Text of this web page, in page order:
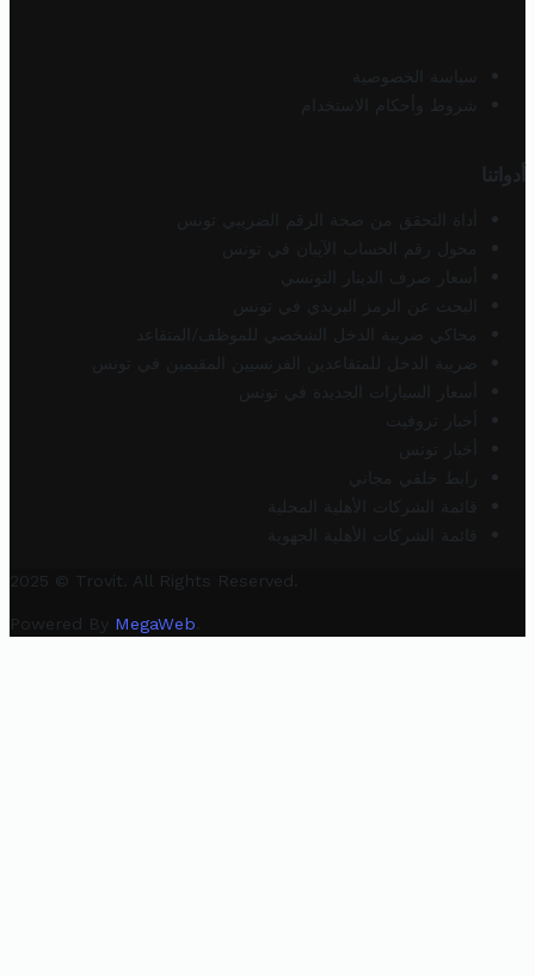
سياسة الخصوصية
شروط وأحكام الاستخدام
أدواتنا
أداة التحقق من صحة الرقم الضريبي تونس
محول رقم الحساب الآيبان في تونس
أسعار صرف الدينار التونسي
البحث عن الرمز البريدي في تونس
محاكي ضريبة الدخل الشخصي للموظف/المتقاعد
ضريبة الدخل للمتقاعدين الفرنسيين المقيمين في تونس
أسعار السيارات الجديدة في تونس
أخبار تروفيت
أخبار تونس
رابط خلفي مجاني
قائمة الشركات الأهلية المحلية
قائمة الشركات الأهلية الجهوية
2025 © Trovit. All Rights Reserved.
Powered By MegaWeb